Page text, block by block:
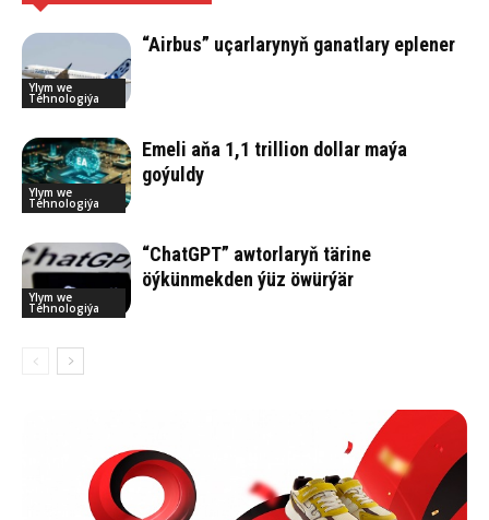
Ylym we
Tehnologiýa
“Airbus” uçarlarynyň ganatlary eplener
Ylym we
Tehnologiýa
Emeli aňa 1,1 trillion dollar maýa
goýuldy
Ylym we
Tehnologiýa
“ChatGPT” awtorlaryň tärine
öýkünmekden ýüz öwürýär